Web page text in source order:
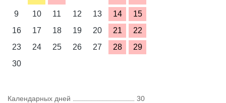
9
10 11 12 13 14
15
16
17 18 19 20 21
22
23
24 25 26 27 28
29
30
Календарных дней
30